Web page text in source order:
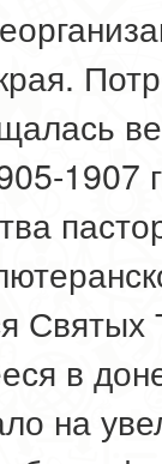
1907
Святых
в
на